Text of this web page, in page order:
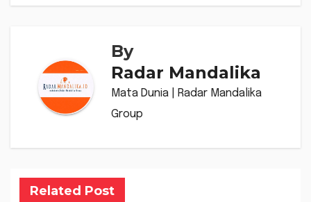
By
Radar Mandalika
Mata Dunia | Radar Mandalika
Group
Related Post